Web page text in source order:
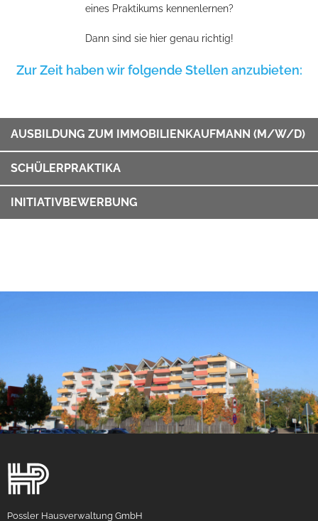
eines Praktikums kennenlernen?
Dann sind sie hier genau richtig!
Zur Zeit haben wir folgende Stellen anzubieten:
AUSBILDUNG ZUM IMMOBILIENKAUFMANN (M/W/D)
SCHÜLERPRAKTIKA
INITIATIVBEWERBUNG
Possler Hausverwaltung GmbH